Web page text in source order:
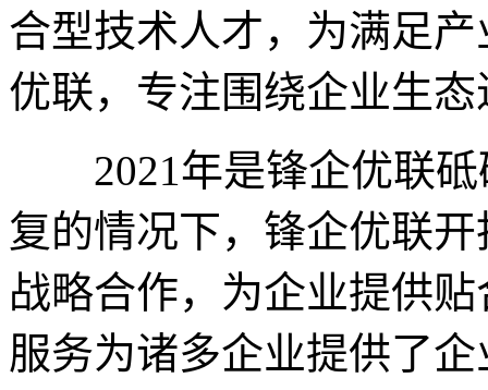
合型技术人才，为满足
优联，专注围绕企业生
2021年是锋企优联砥
复的情况下，锋企优联
战略合作，为企业提供
服务为诸多企业提供了